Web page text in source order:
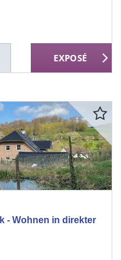
- Wohnen in direkter